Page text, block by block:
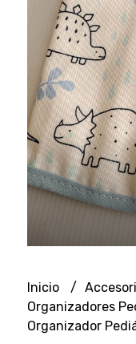
Inicio
Organizadores
Organizador